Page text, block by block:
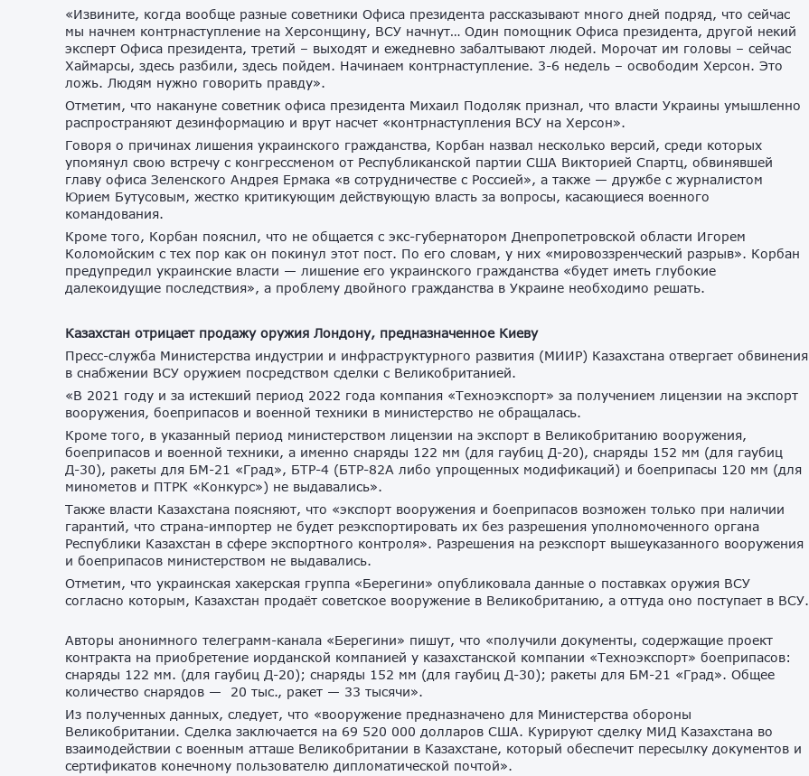
«Извините, когда вообще разные советники Офиса президента рассказывают много дней подряд, что сейчас
мы начнем контрнаступление на Херсонщину, ВСУ начнут… Один помощник Офиса президента, другой некий
эксперт Офиса президента, третий – выходят и ежедневно забалтывают людей. Морочат им головы – сейчас
Хаймарсы, здесь разбили, здесь пойдем. Начинаем контрнаступление. 3-6 недель – освободим Херсон. Это
ложь. Людям нужно говорить правду».
Отметим, что накануне советник офиса президента Михаил Подоляк признал, что власти Украины умышленно
распространяют дезинформацию и врут насчет «контрнаступления ВСУ на Херсон».
Говоря о причинах лишения украинского гражданства, Корбан назвал несколько версий, среди которых
упомянул свою встречу с конгрессменом от Республиканской партии США Викторией Спартц, обвинявшей
главу офиса Зеленского Андрея Ермака «в сотрудничестве с Россией», а также — дружбе с журналистом
Юрием Бутусовым, жестко критикующим действующую власть за вопросы, касающиеся военного
командования.
Кроме того, Корбан пояснил, что не общается с экс-губернатором Днепропетровской области Игорем
Коломойским с тех пор как он покинул этот пост. По его словам, у них «мировоззренческий разрыв». Корбан
предупредил украинские власти — лишение его украинского гражданства «будет иметь глубокие
далекоидущие последствия», а проблему двойного гражданства в Украине необходимо решать.
Казахстан отрицает продажу оружия Лондону, предназначенное Киеву
Пресс-служба Министерства индустрии и инфраструктурного развития (МИИР) Казахстана отвергает обвинения
в снабжении ВСУ оружием посредством сделки с Великобританией.
«В 2021 году и за истекший период 2022 года компания «Техноэкспорт» за получением лицензии на экспорт
вооружения, боеприпасов и военной техники в министерство не обращалась.
Кроме того, в указанный период министерством лицензии на экспорт в Великобританию вооружения,
боеприпасов и военной техники, а именно снаряды 122 мм (для гаубиц Д-20), снаряды 152 мм (для гаубиц
Д-30), ракеты для БМ-21 «Град», БТР-4 (БТР-82А либо упрощенных модификаций) и боеприпасы 120 мм (для
минометов и ПТРК «Конкурс») не выдавались».
Также власти Казахстана поясняют, что «экспорт вооружения и боеприпасов возможен только при наличии
гарантий, что страна-импортер не будет реэкспортировать их без разрешения уполномоченного органа
Республики Казахстан в сфере экспортного контроля». Разрешения на реэкспорт вышеуказанного вооружения
и боеприпасов министерством не выдавались.
Отметим, что украинская хакерская группа «Берегини» опубликовала данные о поставках оружия ВСУ
согласно которым, Казахстан продаёт советское вооружение в Великобританию, а оттуда оно поступает в ВСУ.
Авторы анонимного телеграмм-канала «Берегини» пишут, что «получили документы, содержащие проект
контракта на приобретение иорданской компанией у казахстанской компании «Техноэкспорт» боеприпасов:
снаряды 122 мм. (для гаубиц Д-20); снаряды 152 мм (для гаубиц Д-30); ракеты для БМ-21 «Град». Общее
количество снарядов — 20 тыс., ракет — 33 тысячи».
Из полученных данных, следует, что «вооружение предназначено для Министерства обороны
Великобритании. Сделка заключается на 69 520 000 долларов США. Курируют сделку МИД Казахстана во
взаимодействии с военным атташе Великобритании в Казахстане, который обеспечит пересылку документов и
сертификатов конечному пользователю дипломатической почтой».